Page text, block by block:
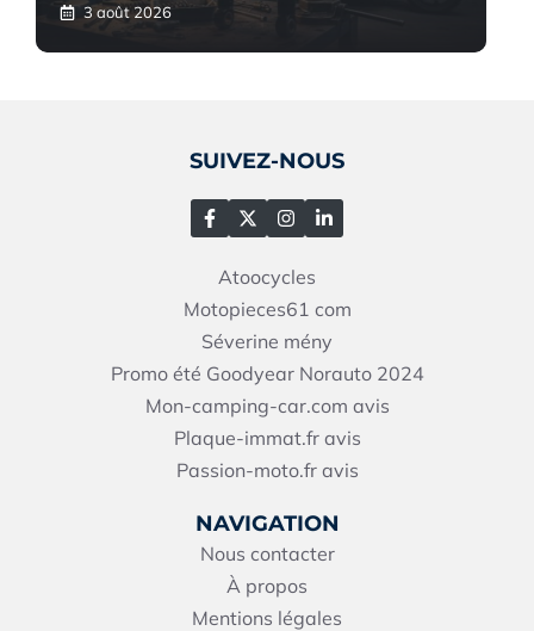
3 août 2026
NAVIGATION
Nous contacter
À propos
Mentions légales
SUIVEZ-NOUS
Atoocycles
Motopieces61 com
Séverine mény
Promo été Goodyear Norauto 2024
Mon-camping-car.com avis
Plaque-immat.fr avis
Passion-moto.fr avis